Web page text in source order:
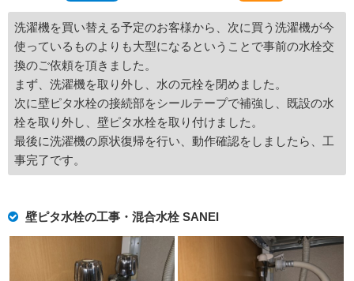
洗濯機を買い替える予定のお客様から、次に買う洗濯機が今
使っているものよりも大型になるということで事前の水栓交
換のご依頼を頂きました。
まず、洗濯機を取り外し、水の元栓を閉めました。
次に壁ピタ水栓の接続部をシールテープで補強し、既設の水
栓を取り外し、壁ピタ水栓を取り付けました。
最後に洗濯機の原状復帰を行い、動作確認をしましたら、工
事完了です。
壁ピタ水栓の工事・混合水栓 SANEI